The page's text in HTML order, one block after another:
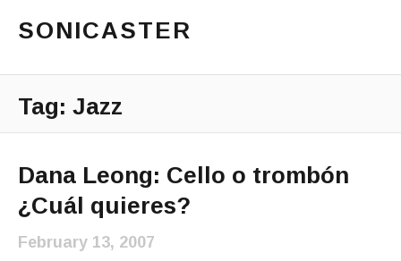
SONICASTER
Main Menu
Tag: Jazz
Dana Leong: Cello o trombón
¿Cuál quieres?
February 13, 2007